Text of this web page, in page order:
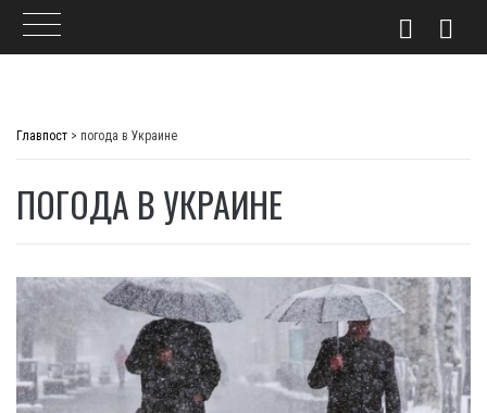
Главпост > погода в Украине
ПОГОДА В УКРАИНЕ